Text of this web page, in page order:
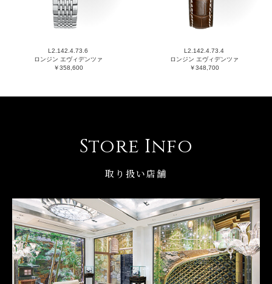
L2.142.4.73.6
ロンジン エヴィデンツァ
￥358,600
L2.142.4.73.4
ロンジン エヴィデンツァ
￥348,700
Store Info
取り扱い店舗